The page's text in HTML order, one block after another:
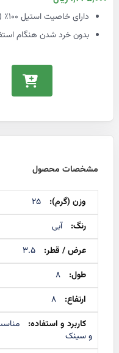
دارای خاصیت استیل ۱۰۰٪ (عدم زنگ زدگی)
بدون خرد شدن هنگام
مشخصات محصول
اطلاعات
بیشتر
آبی
و سینک